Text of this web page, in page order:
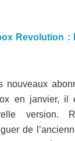
Revolution :
nouveaux
en janvier, il
version.
de